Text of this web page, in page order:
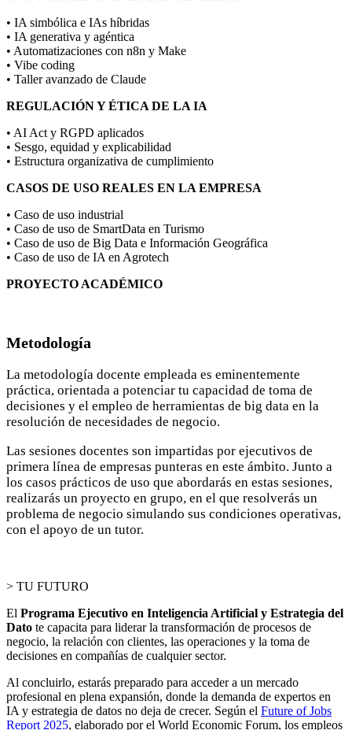
• IA simbólica e IAs híbridas
• IA generativa y agéntica
• Automatizaciones con n8n y Make
• Vibe coding
• Taller avanzado de Claude
REGULACIÓN Y ÉTICA DE LA IA
• AI Act y RGPD aplicados
• Sesgo, equidad y explicabilidad
• Estructura organizativa de cumplimiento
CASOS DE USO REALES EN LA EMPRESA
• Caso de uso industrial
• Caso de uso de SmartData en Turismo
• Caso de uso de Big Data e Información Geográfica
• Caso de uso de IA en Agrotech
PROYECTO ACADÉMICO
Metodología
La metodología docente empleada es eminentemente
práctica, orientada a potenciar tu capacidad de toma de
decisiones y el empleo de herramientas de big data en la
resolución de necesidades de negocio.
Las sesiones docentes son impartidas por ejecutivos de
primera línea de empresas punteras en este ámbito. Junto a
los casos prácticos de uso que abordarás en estas sesiones,
realizarás un proyecto en grupo, en el que resolverás un
problema de negocio simulando sus condiciones operativas,
con el apoyo de un tutor.
> TU FUTURO
El Programa Ejecutivo en Inteligencia Artificial y Estrategia del
Dato te capacita para liderar la transformación de procesos de
negocio, la relación con clientes, las operaciones y la toma de
decisiones en compañías de cualquier sector.
Al concluirlo, estarás preparado para acceder a un mercado
profesional en plena expansión, donde la demanda de expertos en
IA y estrategia de datos no deja de crecer. Según el Future of Jobs
Report 2025, elaborado por el World Economic Forum, los empleos